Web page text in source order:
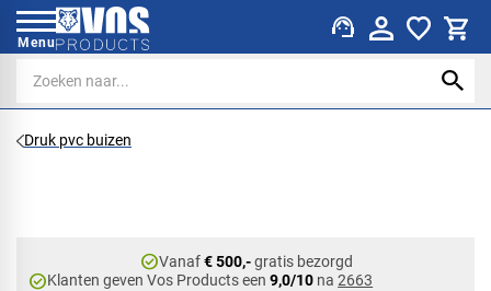
Menu support_agent
Druk pvc buizen
check_circleVanaf€ 500,-gratis bezorgd
check_circleKlanten geven Vos Products een9,0/10 na2663